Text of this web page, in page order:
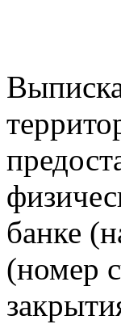
банке
(номер